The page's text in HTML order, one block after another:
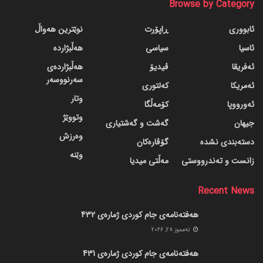
Browse by Category
ئابووری
ئاسیا
ئەفریقا
ئەمریکا
ئەورووپا
جیهان
دسته‌بندی نشده
زانست و تەندرووستی
ڕاپۆرت
سیاسی
ڤیدیۆ
کەلتوری
کۆمەڵگا
گه‌شت و گه‌شتیاری
گۆڤاره‌کان
مەڵتی میدیا
نوێترین هەواڵ
هەڵبژاردە
هەڵبژاردەی
سەرنووسەر
وتار
وتووێژ
وەرزش
وێنە
Recent News
هەفتەنامەی جام کوردی ژمارەی 432
ته‌مموز 28, 2026
هەفتەنامەی جام کوردی ژمارەی 431